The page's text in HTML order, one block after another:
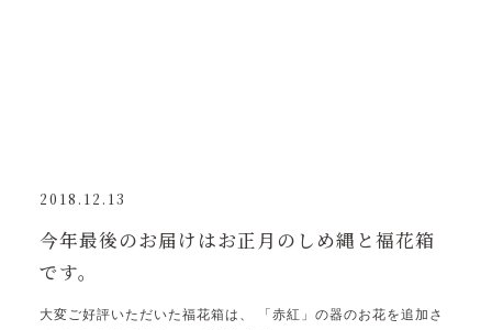
2018.12.13
今年最後のお届けはお正月のしめ縄と福花箱
です。
大変ご好評いただいた福花箱は、 「赤紅」の器のお花を追加さ